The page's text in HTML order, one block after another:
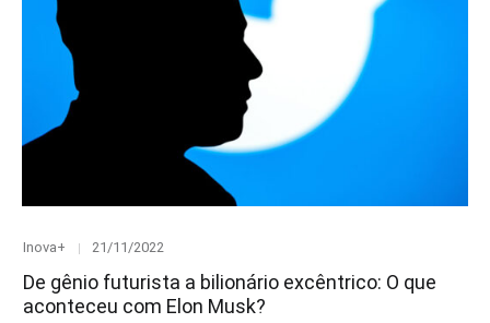
Category
Inova+
Posted
21/11/2022
De gênio futurista a bilionário excêntrico: O que
aconteceu com Elon Musk?